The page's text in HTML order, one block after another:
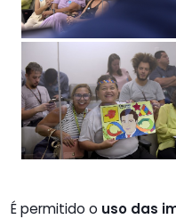
É permitido o uso das